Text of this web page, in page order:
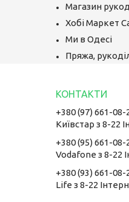
Магазин
Хобі Маркет
Ми в Одесі
Пряжа,
+380 (97) 661-08-
Київстар з 8-22
+380 (95) 661-08-
Vodafone з 8-22
+380 (93) 661-08-
Life з 8-22